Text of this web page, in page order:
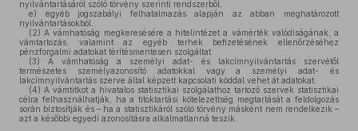
nyilvántartásáról szóló törvény szerinti rendszerből,
e) egyéb jogszabályi felhatalmazás alapján az abban meghatározott
nyilvántartásokból.
(2) A vámhatóság megkeresésére a hitelintézet a vámérték valódiságának, a
vámtartozás, valamint az egyéb terhek befizetésének ellenőrzéséhez
pénzforgalmi adatokat térítésmentesen szolgáltat.
(3) A vámhatóság a személyi adat- és lakcímnyilvántartás szervétől
természetes személyazonosító adatokkal vagy a személyi adat- és
lakcímnyilvántartás szerve által képzett kapcsolati kóddal vehet át adatokat.
(4) A vámtitkot a hivatalos statisztikai szolgálathoz tartozó szervek statisztikai
célra felhasználhatják, ha a titoktartási kötelezettség megtartását a feldolgozás
során biztosítják és – ha a statisztikáról szóló törvény másként nem rendelkezik –
azt a későbbi egyedi azonosításra alkalmatlanná teszik.